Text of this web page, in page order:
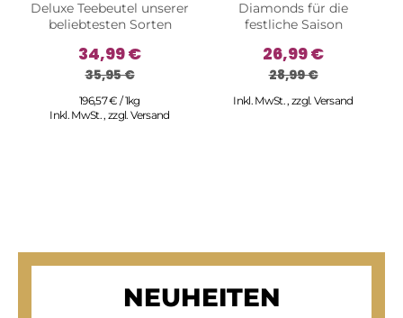
Deluxe Teebeutel unserer
beliebtesten Sorten
34,99 €
35,95 €
196,57 € / 1kg
Inkl. MwSt. ,zzgl.Versand
Diamonds für die
festliche Saison
26,99 €
28,99 €
Inkl. MwSt. ,zzgl.Versand
NEUHEITEN